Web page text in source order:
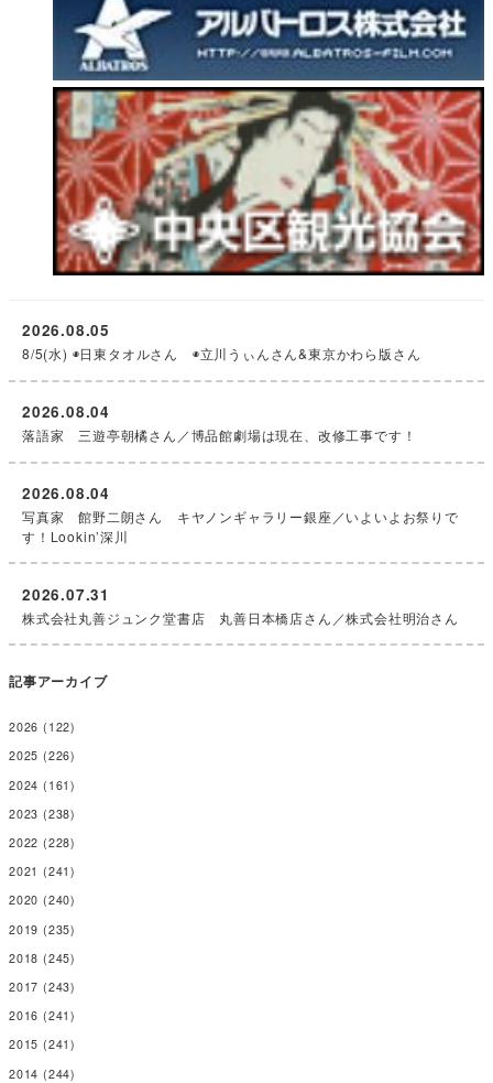
8/5(水) ◉日東タオルさん ◉立川うぃんさん&東京かわら版さん
2026.08.05
落語家 三遊亭朝橘さん／博品館劇場は現在、改修工事です！
2026.08.04
写真家 館野二朗さん キヤノンギャラリー銀座／いよいよお祭りで
す！Lookin’深川
2026.08.04
株式会社丸善ジュンク堂書店 丸善日本橋店さん／株式会社明治さん
2026.07.31
記事アーカイブ
2026 (122)
2025 (226)
2024 (161)
2023 (238)
2022 (228)
2021 (241)
2020 (240)
2019 (235)
2018 (245)
2017 (243)
2016 (241)
2015 (241)
2014 (244)